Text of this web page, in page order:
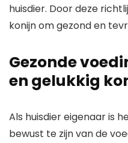
huisdier. Door deze
konijn om gezond en
Gezonde
en gelukkig
Als huisdier eigenaar is
bewust te zijn van de